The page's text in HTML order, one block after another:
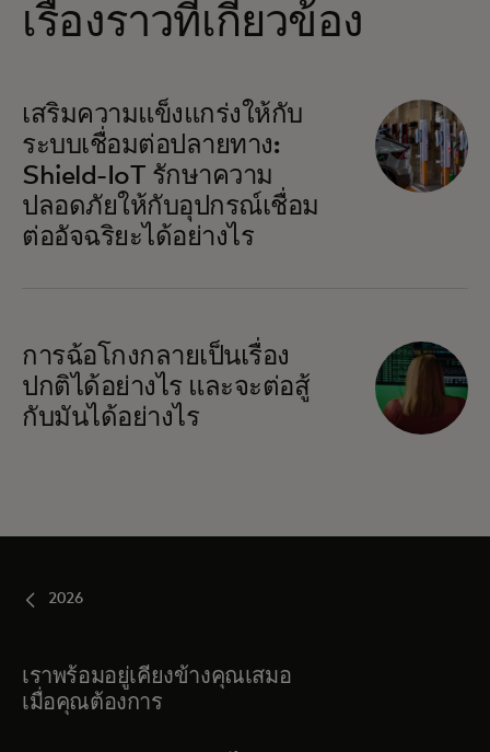
เรื่องราวที่เกี่ยวข้อง
เสริมความแข็งแกร่งให้กับ
ระบบเชื่อมต่อปลายทาง:
Shield-IoT รักษาความ
ปลอดภัยให้กับอุปกรณ์เชื่อม
ต่ออัจฉริยะได้อย่างไร
การฉ้อโกงกลายเป็นเรื่อง
ปกติได้อย่างไร และจะต่อสู้
กับมันได้อย่างไร
2026
เราพร้อมอยู่เคียงข้างคุณเสมอ
เมื่อคุณต้องการ